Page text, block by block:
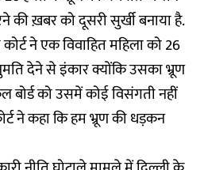
ख़बर को दूसरी सुर्खी बनाया है.
ने एक विवाहित महिला को 26
देने से इंकार क्योंकि उसका भ्रूण
को उसमें कोई विसंगती नहीं
ने कहा कि हम भ्रूण की धड़कन